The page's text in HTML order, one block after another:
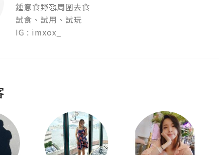
鍾意食野🥰周圍去食
試食、試用、試玩
IG : imxox_